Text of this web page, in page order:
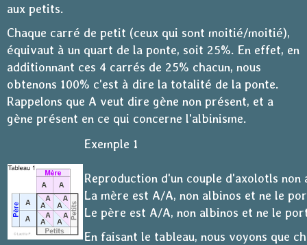
aux petits.
Chaque carré de petit (ceux qui sont moitié/moitié),
équivaut à un quart de la ponte, soit 25%. En effet, en
additionnant ces 4 carrés de 25% chacun, nous
obtenons 100% c'est à dire la totalité de la ponte.
Rappelons que A veut dire gène non présent, et a
gène présent en ce qui concerne l'albinisme.
Exemple 1
Reproduction d'un couple d'axolotls
La mère est A/A, non albinos et ne le
Le père est A/A, non albinos et ne le
En faisant le tableau, nous voyons que